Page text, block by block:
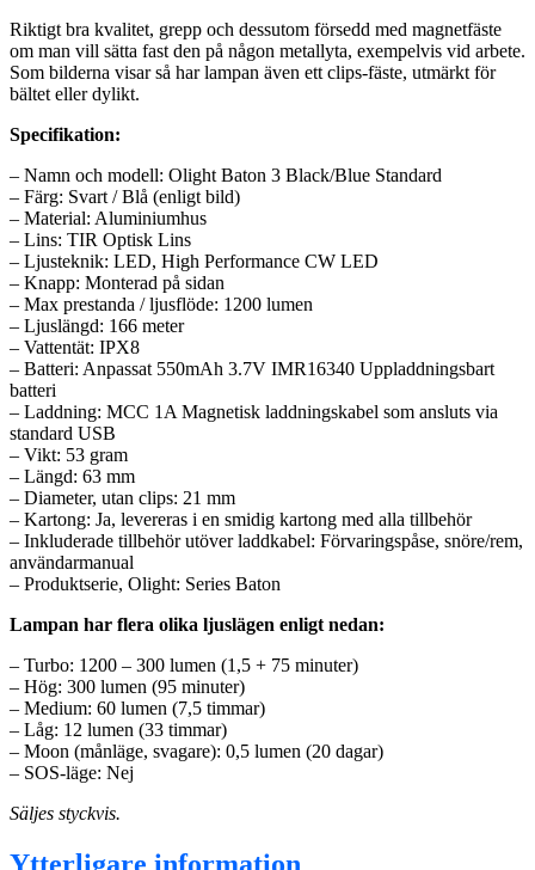
Riktigt bra kvalitet, grepp och dessutom försedd med magnetfäste
om man vill sätta fast den på någon metallyta, exempelvis vid arbete.
Som bilderna visar så har lampan även ett clips-fäste, utmärkt för
bältet eller dylikt.
Specifikation:
– Namn och modell: Olight Baton 3 Black/Blue Standard
– Färg: Svart / Blå (enligt bild)
– Material: Aluminiumhus
– Lins: TIR Optisk Lins
– Ljusteknik: LED, High Performance CW LED
– Knapp: Monterad på sidan
– Max prestanda / ljusflöde: 1200 lumen
– Ljuslängd: 166 meter
– Vattentät: IPX8
– Batteri: Anpassat 550mAh 3.7V IMR16340 Uppladdningsbart
batteri
– Laddning: MCC 1A Magnetisk laddningskabel som ansluts via
standard USB
– Vikt: 53 gram
– Längd: 63 mm
– Diameter, utan clips: 21 mm
– Kartong: Ja, levereras i en smidig kartong med alla tillbehör
– Inkluderade tillbehör utöver laddkabel: Förvaringspåse, snöre/rem,
användarmanual
– Produktserie, Olight: Series Baton
Lampan har flera olika ljuslägen enligt nedan:
– Turbo: 1200 – 300 lumen (1,5 + 75 minuter)
– Hög: 300 lumen (95 minuter)
– Medium: 60 lumen (7,5 timmar)
– Låg: 12 lumen (33 timmar)
– Moon (månläge, svagare): 0,5 lumen (20 dagar)
– SOS-läge: Nej
Säljes styckvis.
Ytterligare information